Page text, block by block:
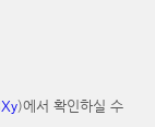
)에서 확인하실 수